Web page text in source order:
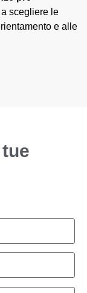
scegliere le
e alle